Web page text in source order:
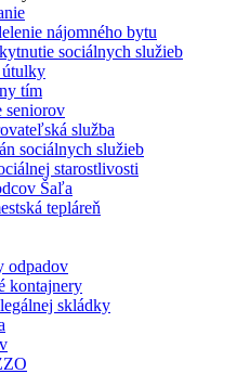
nájomného bytu
sociálnych služieb
tím
seniorov
služba
sociálnych služieb
starostlivosti
Šaľa
tepláreň
odpadov
kontajnery
skládky